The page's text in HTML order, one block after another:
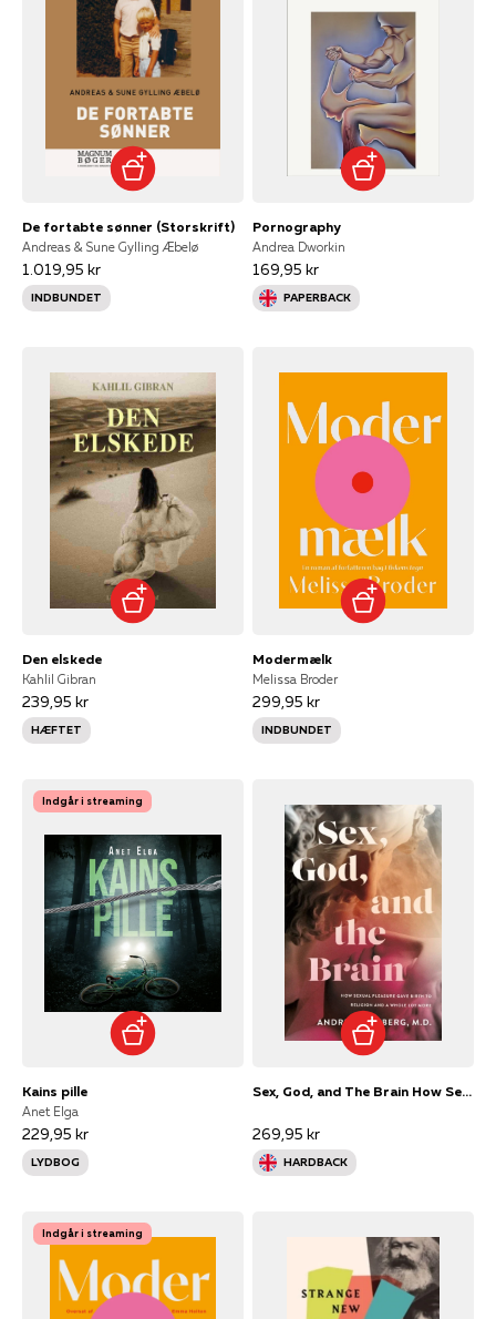
De fortabte sønner (Storskrift)
Andreas & Sune Gylling Æbelø
1.019,95 kr
INDBUNDET
Pornography
Andrea Dworkin
169,95 kr
PAPERBACK
Den elskede
Kahlil Gibran
239,95 kr
HÆFTET
Modermælk
Melissa Broder
299,95 kr
INDBUNDET
Indgår i streaming
Kains pille
Anet Elga
229,95 kr
LYDBOG
Sex, God, and The Brain How Sexual Pleasure Gave Birth To Religion and A Whole Lot More
269,95 kr
HARDBACK
Indgår i streaming